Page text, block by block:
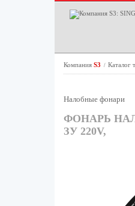
Компания S3 / Каталог
Налобные фонари
ФОНАРЬ
ЗУ 220V,